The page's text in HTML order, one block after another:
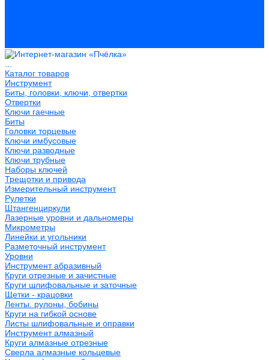
Каталог товаров
Инструмент
Биты, головки, ключи, отвертки
Отвертки
Ключи гаечные
Биты
Головки торцевые
Ключи имбусовые
Ключи разводные
Ключи трубные
Наборы ключей
Трещотки и привода
Измерительный инструмент
Рулетки
Штангенциркули
Лазерные уровни и дальномеры
Микрометры
Линейки и угольники
Разметочный инструмент
Уровни
Инструмент абразивный
Круги отрезные и зачистные
Круги шлифовальные и заточные
Щетки - крацовки
Ленты. рулоны, бобины
Круги на гибкой основе
Листы шлифовальные и оправки
Инструмент алмазный
Круги алмазные отрезные
Сверла алмазные кольцевые